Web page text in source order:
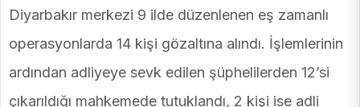
Diyarbakır merkezi 9 ilde düzenlenen eş zamanlı
operasyonlarda 14 kişi gözaltına alındı. İşlemlerinin
ardından adliyeye sevk edilen şüphelilerden 12’si
çıkarıldığı mahkemede tutuklandı, 2 kişi ise adli